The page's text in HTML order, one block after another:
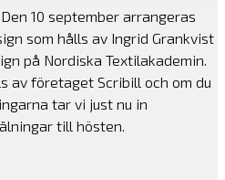
10 september arrangeras
som hålls av Ingrid Grankvist
på Nordiska Textilakademin.
av företaget Scribill och om du
tar vi just nu in
till hösten.